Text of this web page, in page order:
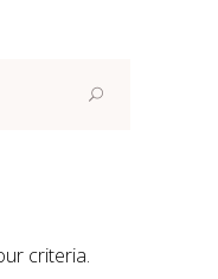
criteria.